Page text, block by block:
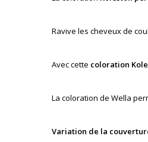
Ravive les cheveux de
Avec cette coloration
La coloration de Wella
Variation de la